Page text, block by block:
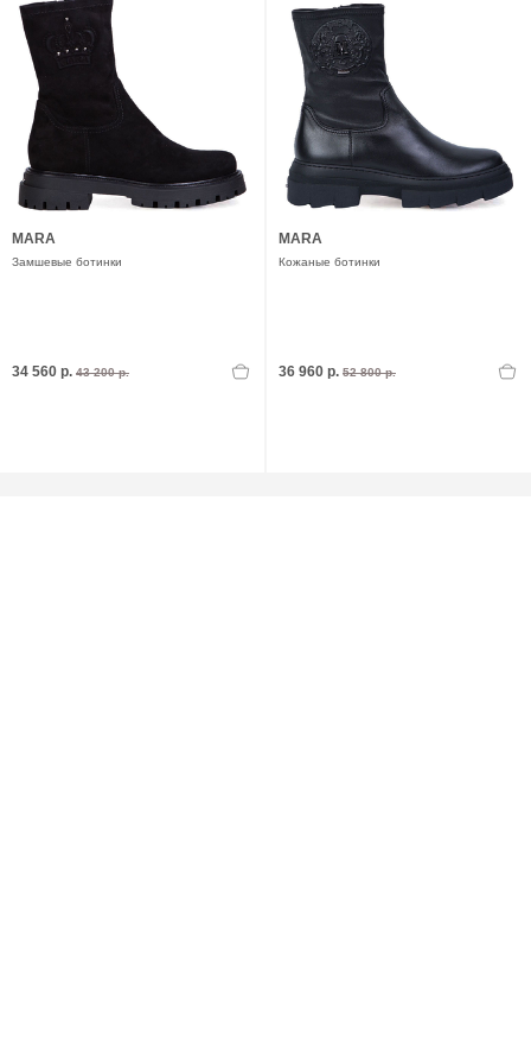
MARA
Замшевые ботинки
34 560 р. 43 200 р.
MARA
Кожаные ботинки
36 960 р. 52 800 р.